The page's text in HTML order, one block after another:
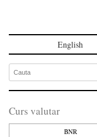
English
Curs valutar
BNR